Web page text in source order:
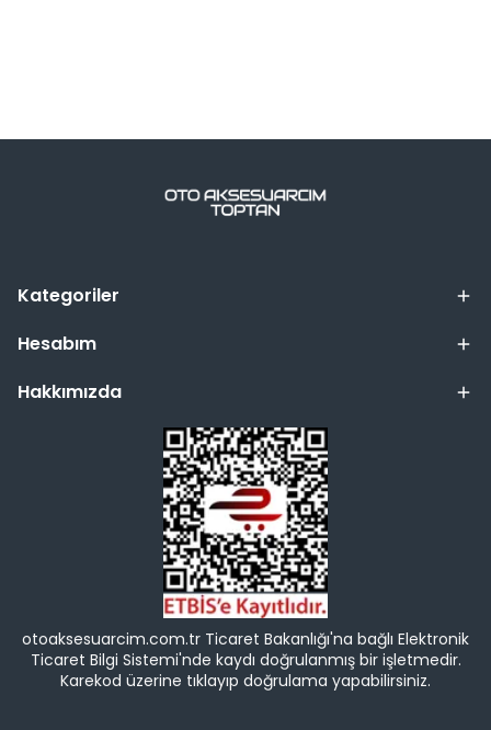
Kategoriler
Hesabım
Hakkımızda
otoaksesuarcim.com.tr Ticaret Bakanlığı'na bağlı Elektronik
Ticaret Bilgi Sistemi'nde kaydı doğrulanmış bir işletmedir.
Karekod üzerine tıklayıp doğrulama yapabilirsiniz.